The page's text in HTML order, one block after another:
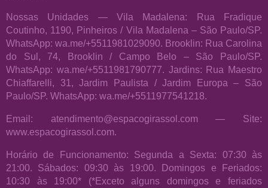
Nossas Unidades — Vila Madalena: Rua Fradique
Coutinho, 1190, Pinheiros / Vila Madalena – São Paulo/SP.
WhatsApp: wa.me/+5511981029090. Brooklin: Rua Carolina
do Sul, 74, Brooklin / Campo Belo – São Paulo/SP.
WhatsApp: wa.me/+5511981790777. Jardins: Rua Maestro
Chiaffarelli, 31, Jardim Paulista / Jardim Europa – São
Paulo/SP. WhatsApp: wa.me/+5511977541218.
Email: atendimento@espacogirassol.com — Site:
www.espacogirassol.com.
Horário de Funcionamento: Segunda a Sexta: 07:30 às
21:00. Sábados: 09:30 às 19:00. Domingos e Feriados:
10:30 às 19:00* (*Exceto alguns domingos e feriados